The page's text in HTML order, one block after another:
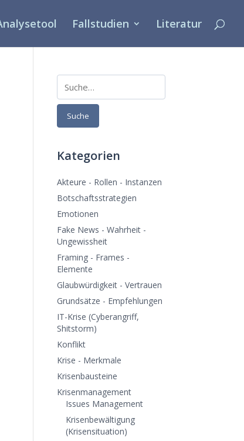
Fallstudien
Band 2 Band 3
Band 5 Band 6
Literatur
Suche
Kategorien
Akteure - Rollen - Instanzen
Botschaftsstrategien
Emotionen
Fake News - Wahrheit -
Ungewissheit
Framing - Frames -
Elemente
Glaubwürdigkeit - Vertrauen
Grundsätze - Empfehlungen
IT-Krise (Cyberangriff,
Shitstorm)
Konflikt
Krise - Merkmale
Krisenbausteine
Krisenmanagement
Issues Management
Krisenbewältigung
(Krisensituation)